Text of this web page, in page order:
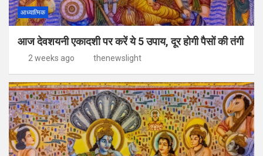
आध्यात्मिक
आज देवशयनी एकादशी पर करें ये 5 उपाय, दूर होगी पैसों की तंगी
2 weeks ago thenewslight